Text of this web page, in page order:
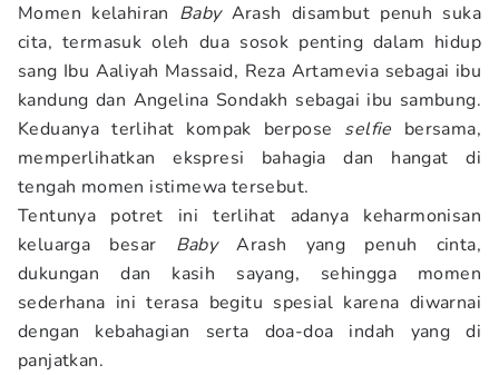
Momen kelahiran BabyArash disambut penuh suka
cita, termasuk oleh dua sosok penting dalam hidup
sang Ibu Aaliyah Massaid, Reza Artamevia sebagai ibu
kandung dan Angelina Sondakh sebagai ibu sambung.
Keduanya terlihat kompak berpose selfie bersama,
memperlihatkan ekspresi bahagia dan hangat di
tengah momen istimewa tersebut.
Tentunya potret ini terlihat adanya keharmonisan
keluarga besar BabyArash yang penuh cinta,
dukungan dan kasih sayang, sehingga momen
sederhana ini terasa begitu spesial karena diwarnai
dengan kebahagian serta doa-doa indah yang di
panjatkan.